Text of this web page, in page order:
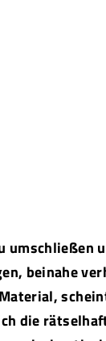
umschließen
beinahe
die